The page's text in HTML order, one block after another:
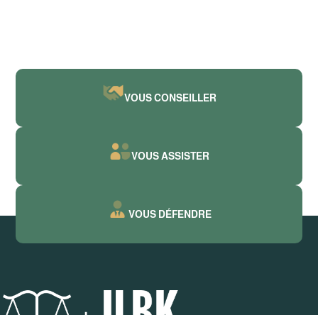
VOUS CONSEILLER
VOUS ASSISTER
VOUS DÉFENDRE